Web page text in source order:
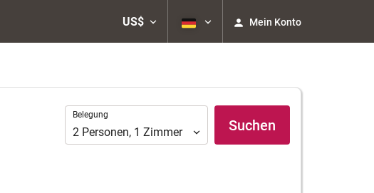
US$ Mein Konto
Belegung
Belegung
2 Personen, 1 Zimmer Suchen